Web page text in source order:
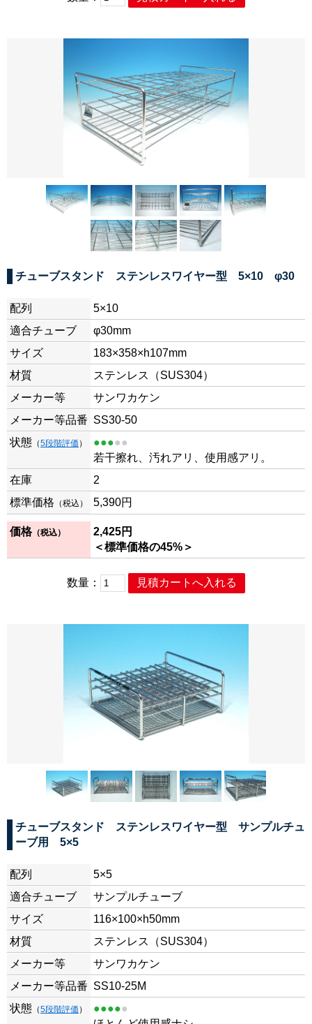
チューブスタンド ステンレスワイヤー型 5×10 φ30
配列
5×10
適合チューブ
φ30mm
サイズ
183×358×h107mm
材質
ステンレス（SUS304）
メーカー等
サンワカケン
メーカー等品番 SS30-50
状態 （5段階評価 ） ●●●●●
若干擦れ、汚れアリ、使用感アリ。
在庫
2
標準価格 （税込） 5,390円
価格（税込） 2,425円
＜標準価格の45%＞
数量：
チューブスタンド ステンレスワイヤー型 サンプルチュ
ーブ用 5×5
配列
5×5
適合チューブ
サンプルチューブ
サイズ
116×100×h50mm
材質
ステンレス（SUS304）
メーカー等
サンワカケン
メーカー等品番 SS10-25M
状態 （5段階評価 ） ●●●●●